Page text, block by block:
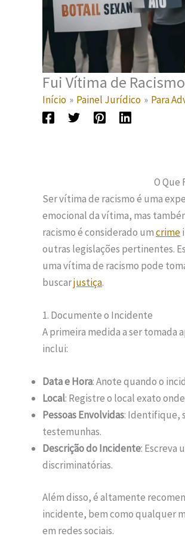
Fui Vítima de
Início Painel Jurídico Para
O Que
Ser vítima de racismo é uma
emocional da vítima, mas
racismo é considerado umcrime
outras legislações pertinentes.
uma vítima de racismo pode
buscarjustiça.
1. Documente o Incidente
A primeira medida a ser tomada
inclui:
Data e Hora: Anote quando o
Local: Registre o local exato
Pessoas Envolvidas: Identifique,
testemunhas.
Descrição do Incidente: Escreva
discriminatórias.
Além disso, é altamente
incidente, bem como qualquer
em redes sociais.